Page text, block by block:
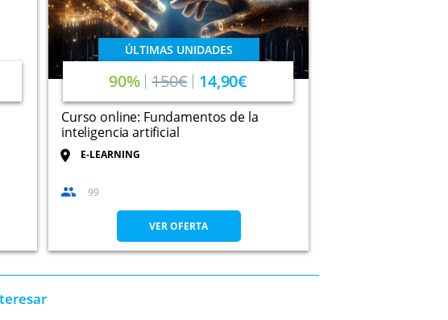
90% 150€ 14,90€
Curso online: Fundamentos de la
inteligencia artificial
E-LEARNING
99
ÚLTIMAS UNIDADES
VER OFERTA